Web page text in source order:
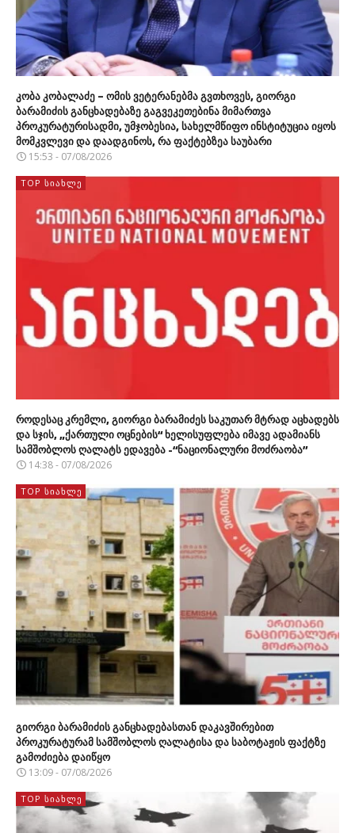
კობა კობალაძე – ომის ვეტერანებმა გვთხოვეს, გიორგი
ბარამიძის განცხადებაზე გაგვეკეთებინა მიმართვა
პროკურატურისადმი, უმჯობესია, სახელმწიფო ინსტიტუცია იყოს
მომკვლევი და დაადგინოს, რა ფაქტებზეა საუბარი
15:53 - 07/08/2026
TOP ᲡᲘᲐᲮᲚᲔ
როდესაც კრემლი, გიორგი ბარამიძეს საკუთარ მტრად აცხადებს
და სჯის, „ქართული ოცნების“ ხელისუფლება იმავე ადამიანს
სამშობლოს ღალატს ედავება -“ნაციონალური მოძრაობა”
14:38 - 07/08/2026
TOP ᲡᲘᲐᲮᲚᲔ
გიორგი ბარამიძის განცხადებასთან დაკავშირებით
პროკურატურამ სამშობლოს ღალატისა და საბოტაჟის ფაქტზე
გამოძიება დაიწყო
13:09 - 07/08/2026
TOP ᲡᲘᲐᲮᲚᲔ